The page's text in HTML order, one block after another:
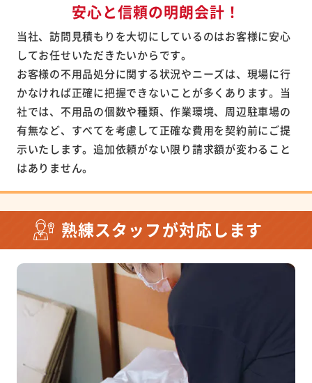
安心と信頼の明朗会計！
当社、訪問見積もりを大切にしているのはお客様に安心
してお任せいただきたいからです。
お客様の不用品処分に関する状況やニーズは、現場に行
かなければ正確に把握できないことが多くあります。当
社では、不用品の個数や種類、作業環境、周辺駐車場の
有無など、すべてを考慮して正確な費用を契約前にご提
示いたします。追加依頼がない限り請求額が変わること
はありません。
熟練スタッフが対応します